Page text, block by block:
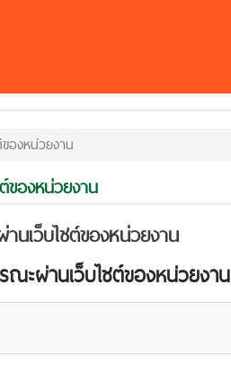
องหน่วยงาน
ของหน่วยงาน
นเว็บไชต์ของหน่วยงาน
ะผ่านเว็บไชต์ของหน่วยงาน